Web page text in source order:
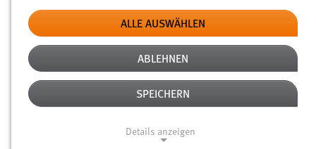
Typ
Erstellungsdatum
Alter
ALLE AUSWÄHLEN
ABLEHNEN
SPEICHERN
Details anzeigen